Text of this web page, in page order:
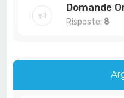
Domande
Risposte: 8